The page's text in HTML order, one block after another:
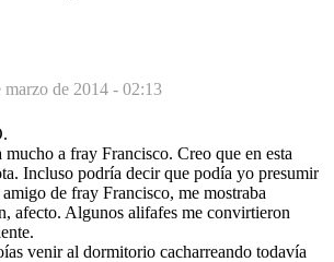
marzo de 2014 - 02:13
a fray Francisco. Creo que en esta
Incluso podría decir que podía yo presumir
de fray Francisco, me mostraba
afecto. Algunos alifafes me convirtieron
venir al dormitorio cacharreando todavía